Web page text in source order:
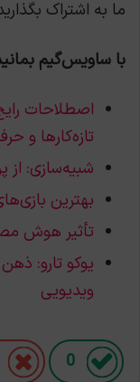
ما به اشتراک
با ساویس‌گیم
اصطلاحات
تازه‌کارها و
شبیه‌سازی: از
بهترین بازی‌های
تأثیر هوش
یوکو تارو:
ویدیویی
0